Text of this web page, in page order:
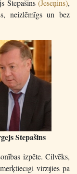
Stepašins (Jeseņins),
neizlēmīgs un bez
Stepašins
izpēte. Cilvēks,
virzījies pa